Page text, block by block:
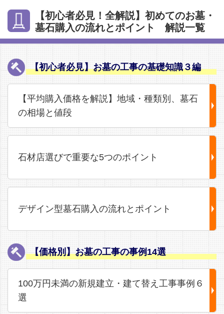
【初心者必見！全解説】初めてのお墓・
墓石購入の流れとポイント 解説一覧
【初心者必見】お墓の工事の基礎知識３編
【平均購入価格を解説】地域・種類別、墓石
の相場と値段
石材店選びで重要な5つのポイント
デザイン型墓石購入の流れとポイント
【価格別】お墓の工事の事例14選
100万円未満の新規建立・建て替え工事事例６
選